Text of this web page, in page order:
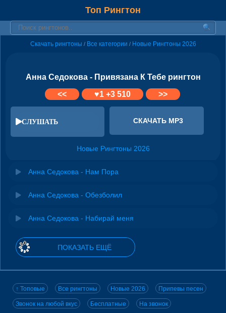
Топ Рингтон
Скачать рингтоны / Все категории / Новые Рингтоны 2026
Анна Седокова - Привязана К Тебе рингтон
<<
♥1 +3 510 >>
СЛУШАТЬ СКАЧАТЬ MP3
Новые Рингтоны 2026
Анна Седокова - Нам Пора
Анна Седокова - Обезболил
Анна Седокова - Набирай меня
ПОКАЗАТЬ ЕЩЁ
↑ Топовые Все рингтоны Новые 2026 Припевы песен
Звонок на любой вкус Бесплатные На звонок